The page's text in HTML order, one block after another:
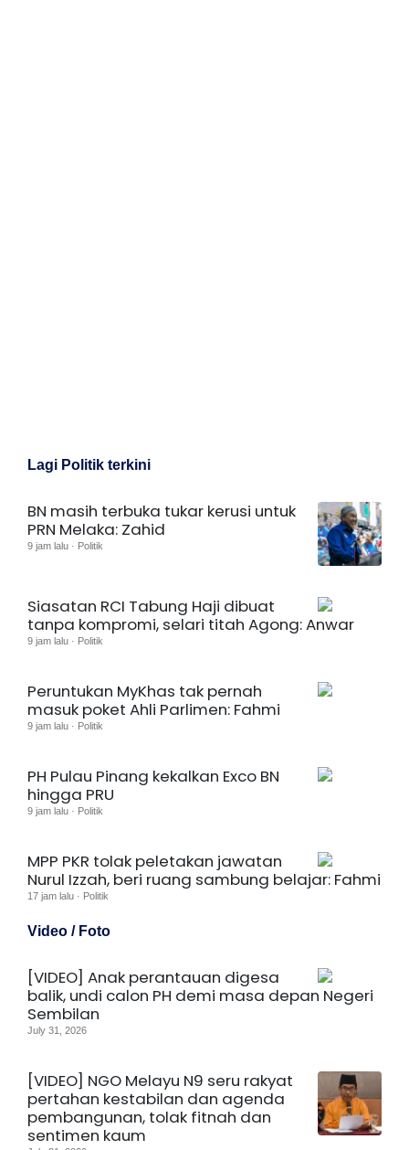
Lagi Politik terkini
BN masih terbuka tukar kerusi untuk
PRN Melaka: Zahid
9 jam lalu · Politik
Siasatan RCI Tabung Haji dibuat
tanpa kompromi, selari titah Agong: Anwar
9 jam lalu · Politik
Peruntukan MyKhas tak pernah
masuk poket Ahli Parlimen: Fahmi
9 jam lalu · Politik
PH Pulau Pinang kekalkan Exco BN
hingga PRU
9 jam lalu · Politik
MPP PKR tolak peletakan jawatan
Nurul Izzah, beri ruang sambung belajar: Fahmi
17 jam lalu · Politik
Video / Foto
[VIDEO] Anak perantauan digesa
balik, undi calon PH demi masa depan Negeri
Sembilan
July 31, 2026
[VIDEO] NGO Melayu N9 seru rakyat
pertahan kestabilan dan agenda
pembangunan, tolak fitnah dan
sentimen kaum